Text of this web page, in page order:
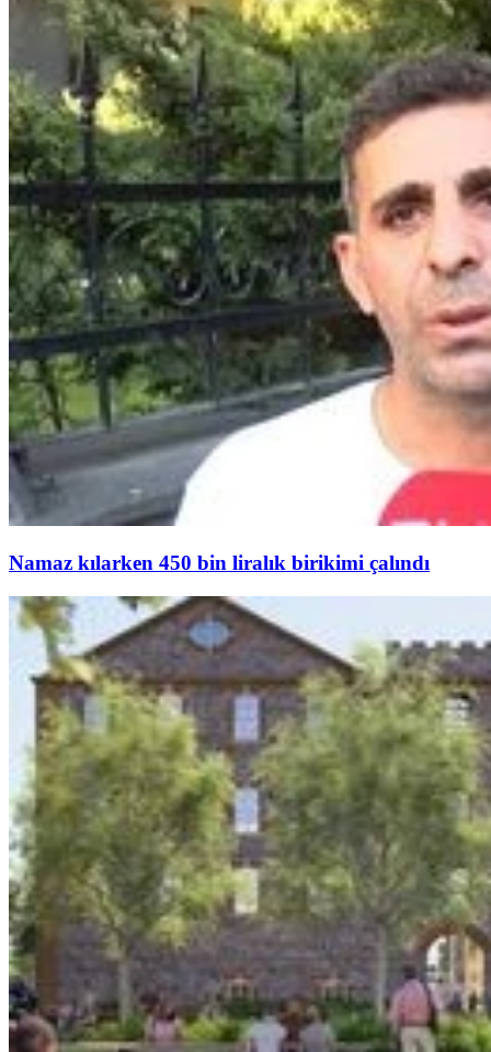
Namaz kılarken 450 bin liralık birikimi çalındı